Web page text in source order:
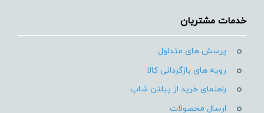
خدمات مشتریان
پرسش های متداول
رویه های بازگردانی کالا
راهنمای خرید از پیلتن شاپ
ارسال محصولات